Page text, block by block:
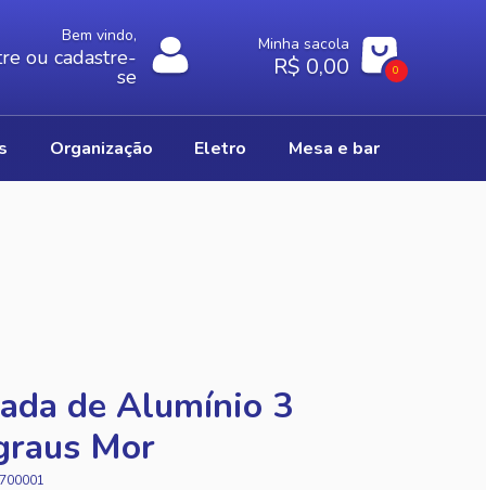
Bem vindo,
ou cadastre-
se
Minha sacola
R$ 0,00 0
organização eletro mesa e bar
de Alumínio 3
Mor